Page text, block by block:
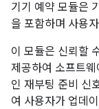
기기 예약 모듈은
을 포함하며 사용
이 모듈은 신뢰할
제공하여 소프트
인 재부팅 준비 신
여 사용자가 업데